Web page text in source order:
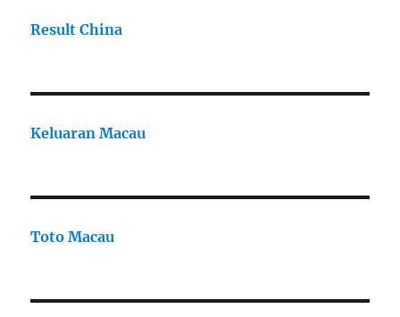
Result China
Keluaran Macau
Toto Macau